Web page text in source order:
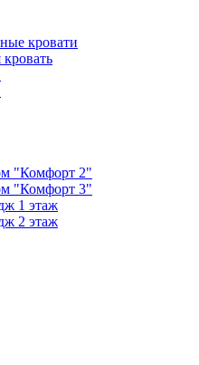
кровати
"Комфорт 2"
"Комфорт 3"
1 этаж
2 этаж